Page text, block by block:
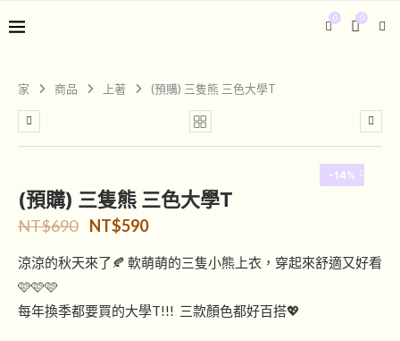
0
0
家 商品 上著 (預購) 三隻熊 三色大學T
-14%
(預購) 三隻熊 三色大學T
NT$690 NT$590
涼涼的秋天來了🍂 軟萌萌的三隻小熊上衣，穿起來舒適又好看
🩷🩷🩷
每年換季都要買的大學T!!! 三款顏色都好百搭💖